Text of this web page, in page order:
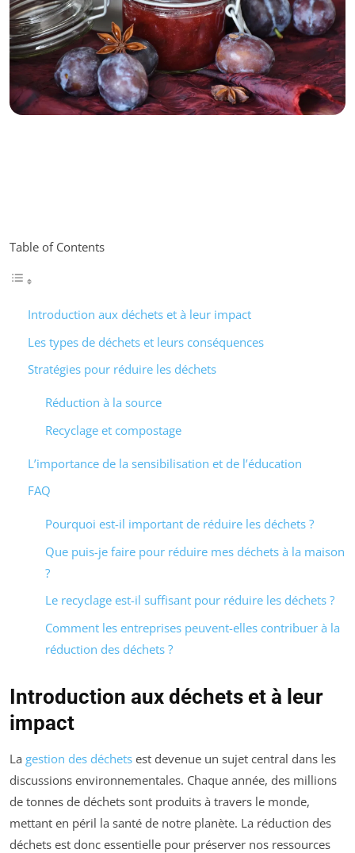
Table of Contents
Introduction aux déchets et à leur impact
Les types de déchets et leurs conséquences
Stratégies pour réduire les déchets
Réduction à la source
Recyclage et compostage
L’importance de la sensibilisation et de l’éducation
FAQ
Pourquoi est-il important de réduire les déchets ?
Que puis-je faire pour réduire mes déchets à la maison
?
Le recyclage est-il suffisant pour réduire les déchets ?
Comment les entreprises peuvent-elles contribuer à la
réduction des déchets ?
Introduction aux déchets et à leur
impact
La gestion des déchets est devenue un sujet central dans les
discussions environnementales. Chaque année, des millions
de tonnes de déchets sont produits à travers le monde,
mettant en péril la santé de notre planète. La réduction des
déchets est donc essentielle pour préserver nos ressources